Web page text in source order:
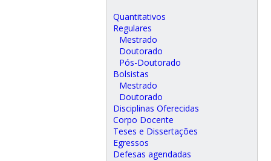
Quantitativos
Regulares
Mestrado
Doutorado
Pós-Doutorado
Bolsistas
Mestrado
Doutorado
Disciplinas Oferecidas
Corpo Docente
Teses e Dissertações
Egressos
Defesas agendadas